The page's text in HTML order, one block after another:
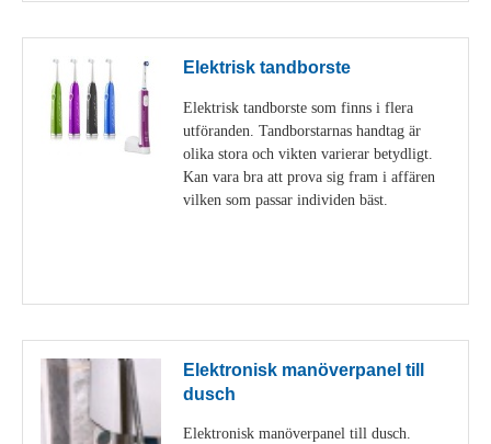
Elektrisk tandborste
Elektrisk tandborste som finns i flera
utföranden. Tandborstarnas handtag är
olika stora och vikten varierar betydligt.
Kan vara bra att prova sig fram i affären
vilken som passar individen bäst.
Elektronisk manöverpanel till
dusch
Elektronisk manöverpanel till dusch.